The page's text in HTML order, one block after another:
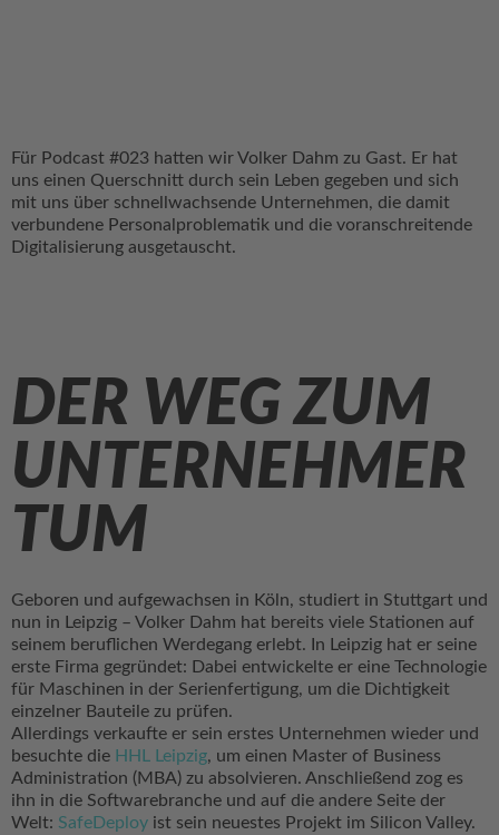
Für Podcast #023 hatten wir Volker Dahm zu Gast. Er hat
uns einen Querschnitt durch sein Leben gegeben und sich
mit uns über schnellwachsende Unternehmen, die damit
verbundene Personalproblematik und die voranschreitende
Digitalisierung ausgetauscht.
DER WEG ZUM
UNTERNEHMER
TUM
Geboren und aufgewachsen in Köln, studiert in Stuttgart und
nun in Leipzig – Volker Dahm hat bereits viele Stationen auf
seinem beruflichen Werdegang erlebt. In Leipzig hat er seine
erste Firma gegründet: Dabei entwickelte er eine Technologie
für Maschinen in der Serienfertigung, um die Dichtigkeit
einzelner Bauteile zu prüfen.
Allerdings verkaufte er sein erstes Unternehmen wieder und
besuchte die HHL Leipzig, um einen Master of Business
Administration (MBA) zu absolvieren. Anschließend zog es
ihn in die Softwarebranche und auf die andere Seite der
Welt: SafeDeploy ist sein neuestes Projekt im Silicon Valley.